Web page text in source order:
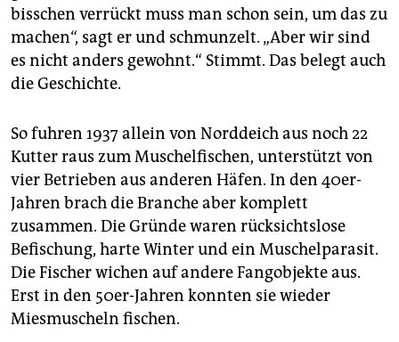
bisschen verrückt muss man schon sein, um das zu
machen“, sagt er und schmunzelt. „Aber wir sind
es nicht anders gewohnt.“ Stimmt. Das belegt auch
die Geschichte.
So fuhren 1937 allein von Norddeich aus noch 22
Kutter raus zum Muschelfischen, unterstützt von
vier Betrieben aus anderen Häfen. In den 40er-
Jahren brach die Branche aber komplett
zusammen. Die Gründe waren rücksichtslose
Befischung, harte Winter und ein Muschelparasit.
Die Fischer wichen auf andere Fangobjekte aus.
Erst in den 50er-Jahren konnten sie wieder
Miesmuscheln fischen.